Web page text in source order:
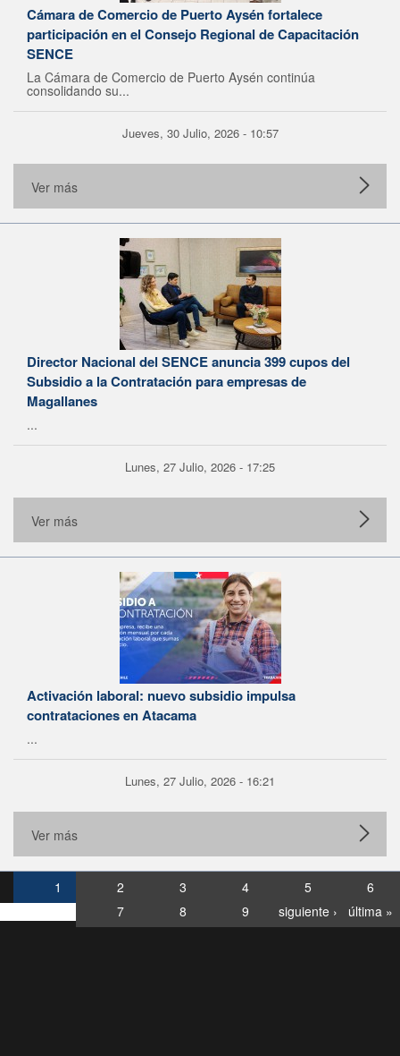
Cámara de Comercio de Puerto Aysén fortalece
participación en el Consejo Regional de Capacitación
SENCE
La Cámara de Comercio de Puerto Aysén continúa
consolidando su...
Jueves, 30 Julio, 2026 - 10:57
Ver más
Director Nacional del SENCE anuncia 399 cupos del
Subsidio a la Contratación para empresas de
Magallanes
...
Lunes, 27 Julio, 2026 - 17:25
Ver más
Activación laboral: nuevo subsidio impulsa
contrataciones en Atacama
...
Lunes, 27 Julio, 2026 - 16:21
Ver más
1 2 3 4 5
6
7
8 9 siguiente › última »